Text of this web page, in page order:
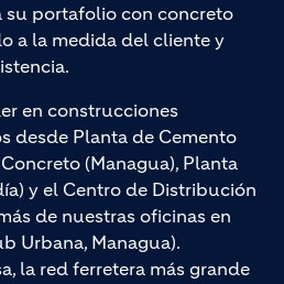
portafolio con concreto
a la medida del cliente y
en construcciones
desde Planta de Cemento
(Managua), Planta
y el Centro de Distribución
de nuestras oficinas en
Urbana, Managua).
la red ferretera más grande